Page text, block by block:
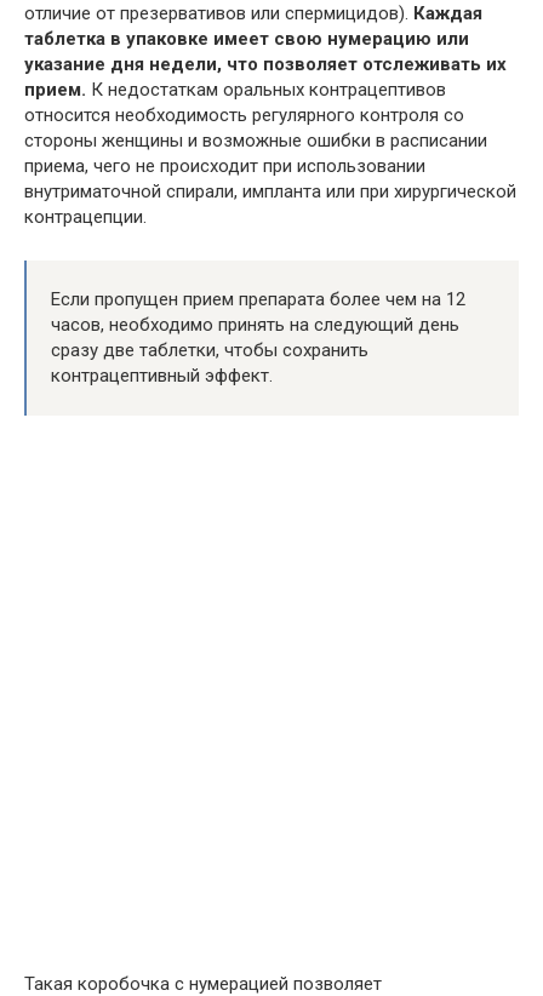
отличие от презервативов или спермицидов). Каждая
таблетка в упаковке имеет свою нумерацию или
указание дня недели, что позволяет отслеживать их
прием. К недостаткам оральных контрацептивов
относится необходимость регулярного контроля со
стороны женщины и возможные ошибки в расписании
приема, чего не происходит при использовании
внутриматочной спирали, импланта или при хирургической
контрацепции.
Если пропущен прием препарата более чем на 12
часов, необходимо принять на следующий день
сразу две таблетки, чтобы сохранить
контрацептивный эффект.
Такая коробочка с нумерацией позволяет